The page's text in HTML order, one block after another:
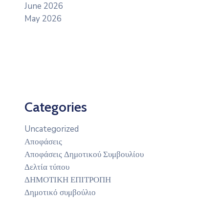
June 2026
May 2026
Categories
Uncategorized
Αποφάσεις
Αποφάσεις Δημοτικού Συμβουλίου
Δελτία τύπου
ΔΗΜΟΤΙΚΗ ΕΠΙΤΡΟΠΗ
Δημοτικό συμβούλιο